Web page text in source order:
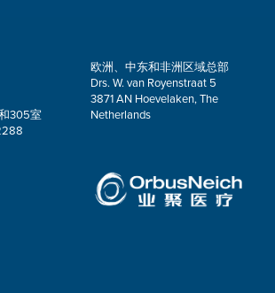
305室
欧洲、中东和非洲区域总部
Drs. W. van Royenstraat 5
3871 AN Hoevelaken, The
Netherlands